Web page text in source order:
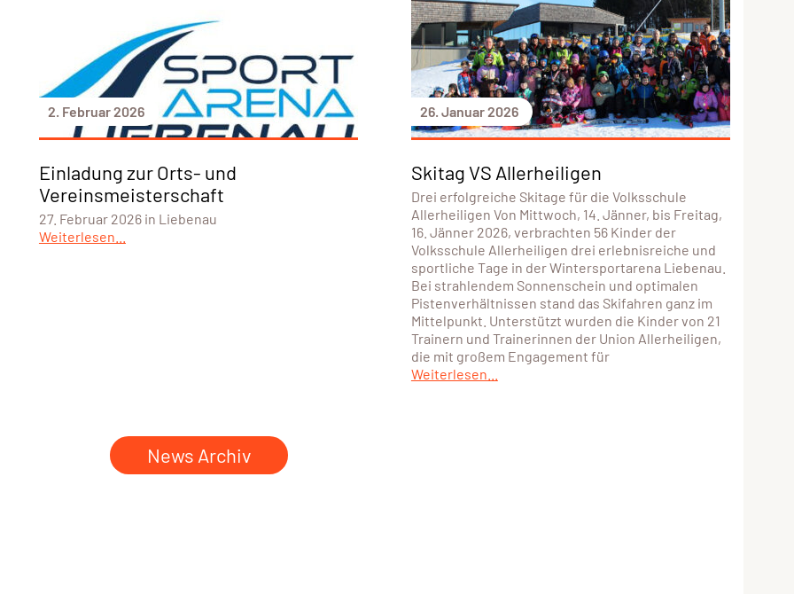
2. Februar 2026
Einladung zur Orts- und
Vereinsmeisterschaft
27. Februar 2026 in Liebenau
Weiterlesen...
26. Januar 2026
Skitag VS Allerheiligen
Drei erfolgreiche Skitage für die Volksschule
Allerheiligen Von Mittwoch, 14. Jänner, bis Freitag,
16. Jänner 2026, verbrachten 56 Kinder der
Volksschule Allerheiligen drei erlebnisreiche und
sportliche Tage in der Wintersportarena Liebenau.
Bei strahlendem Sonnenschein und optimalen
Pistenverhältnissen stand das Skifahren ganz im
Mittelpunkt. Unterstützt wurden die Kinder von 21
Trainern und Trainerinnen der Union Allerheiligen,
die mit großem Engagement für
Weiterlesen...
News Archiv